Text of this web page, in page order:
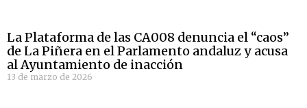
La Plataforma de las CA008 denuncia el “caos”
de La Piñera en el Parlamento andaluz y acusa
al Ayuntamiento de inacción
13 de marzo de 2026